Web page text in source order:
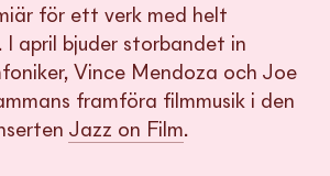
för ett verk med helt
I april bjuder storbandet in
Vince Mendoza och Joe
framföra filmmusik i den
Jazz on Film.